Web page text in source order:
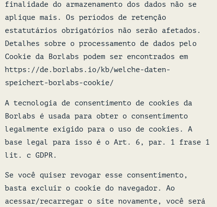
finalidade do armazenamento dos dados não se
aplique mais. Os períodos de retenção
estatutários obrigatórios não serão afetados.
Detalhes sobre o processamento de dados pelo
Cookie da Borlabs podem ser encontrados em
https://de.borlabs.io/kb/welche-daten-
speichert-borlabs-cookie/
A tecnologia de consentimento de cookies da
Borlabs é usada para obter o consentimento
legalmente exigido para o uso de cookies. A
base legal para isso é o Art. 6, par. 1 frase 1
lit. c GDPR.
Se você quiser revogar esse consentimento,
basta excluir o cookie do navegador. Ao
acessar/recarregar o site novamente, você será